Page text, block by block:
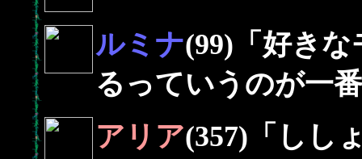
ルミナ(99)「好き
るっていうのが一
アリア(357)「しし